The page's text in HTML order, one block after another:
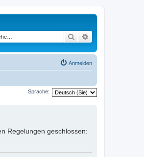
Suche
Anmelden
Sprache:
Regelungen geschlossen: